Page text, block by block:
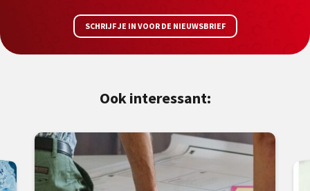
SCHRIJF JE IN VOOR DE NIEUWSBRIEF
Ook interessant: